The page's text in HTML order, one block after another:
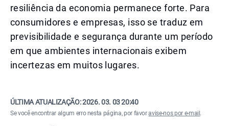
resiliência da economia permanece forte. Para
consumidores e empresas, isso se traduz em
previsibilidade e segurança durante um período
em que ambientes internacionais exibem
incertezas em muitos lugares.
ÚLTIMA ATUALIZAÇÃO:2026. 03. 03 20:40
Se você encontrar algum erro nesta página, por favoravise-nos por e-mail .